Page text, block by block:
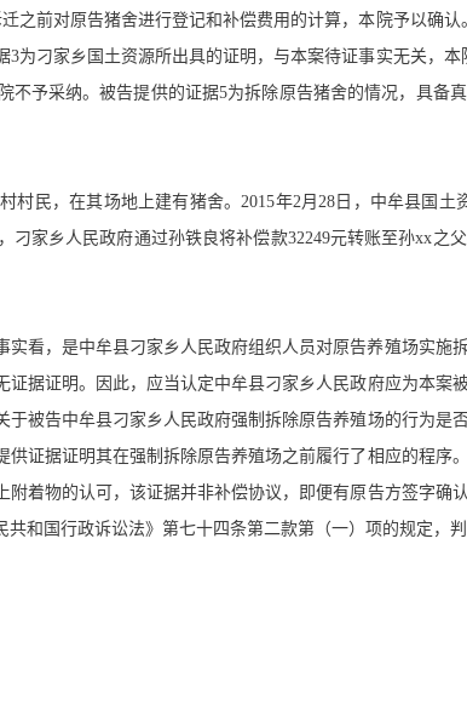
之前对原告猪舍进行登记和补偿费用的计算，本院予以确
为刁家乡国土资源所出具的证明，与本案待证事实无关，
予采纳。被告提供的证据5为拆除原告猪舍的情况，具备
民，在其场地上建有猪舍。2015年2月28日，中牟县国土
家乡人民政府通过孙铁良将补偿款32249元转账至孙xx之
看，是中牟县刁家乡人民政府组织人员对原告养殖场实施
据证明。因此，应当认定中牟县刁家乡人民政府应为本案
被告中牟县刁家乡人民政府强制拆除原告养殖场的行为是
证据证明其在强制拆除原告养殖场之前履行了相应的程序
着物的认可，该证据并非补偿协议，即便有原告方签字确
和国行政诉讼法》第七十四条第二款第（一）项的规定，判